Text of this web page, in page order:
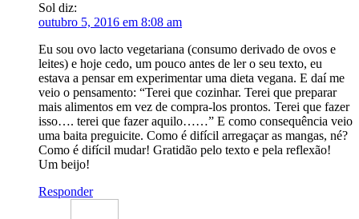
Sol diz:
outubro 5, 2016 em 8:08 am
Eu sou ovo lacto vegetariana (consumo derivado de ovos e
leites) e hoje cedo, um pouco antes de ler o seu texto, eu
estava a pensar em experimentar uma dieta vegana. E daí me
veio o pensamento: “Terei que cozinhar. Terei que preparar
mais alimentos em vez de compra-los prontos. Terei que fazer
isso…. terei que fazer aquilo……” E como consequência veio
uma baita preguicite. Como é difícil arregaçar as mangas, né?
Como é difícil mudar! Gratidão pelo texto e pela reflexão!
Um beijo!
Responder